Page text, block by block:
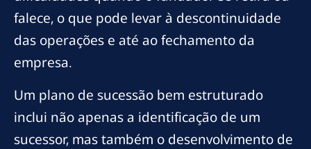
falece, o que pode levar à descontinuidade
das operações e até ao fechamento da
empresa.
Um plano de sucessão bem estruturado
inclui não apenas a identificação de um
sucessor, mas também o desenvolvimento de